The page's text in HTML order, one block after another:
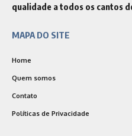
qualidade a todos os cantos
MAPA DO SITE
Home
Quem somos
Contato
Políticas de Privacidade